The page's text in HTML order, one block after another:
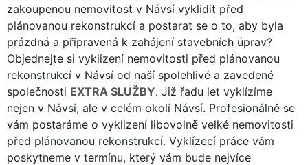
zakoupenou nemovitost v Návsí vyklidit před
plánovanou rekonstrukcí a postarat se o to, aby byla
prázdná a připravená k zahájení stavebních úprav?
Objednejte si vyklizení nemovitosti před plánovanou
rekonstrukcí v Návsí od naší spolehlivé a zavedené
společnosti EXTRA SLUŽBY. Již řadu let vyklízíme
nejen v Návsí, ale v celém okolí Návsí. Profesionálně se
vám postaráme o vyklizení libovolně velké nemovitosti
před plánovanou rekonstrukcí. Vyklízecí práce vám
poskytneme v termínu, který vám bude nejvíce